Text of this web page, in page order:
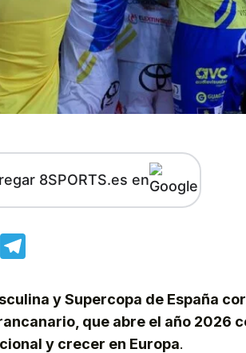
8SPORTS.es en
LinkedIn
y Supercopa de España
que abre el año 2026
y crecer en Europa.